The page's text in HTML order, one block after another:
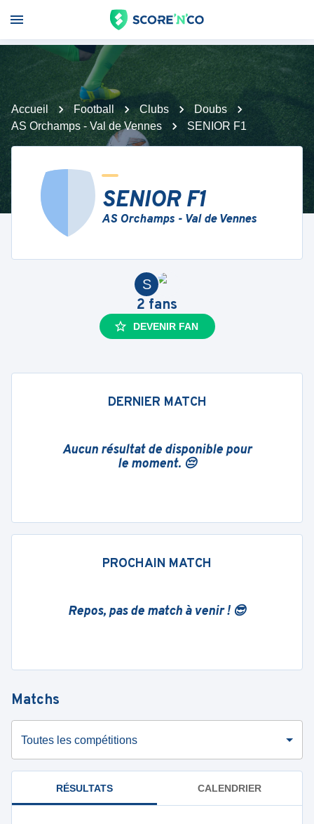
Accueil Football Clubs
Doubs
AS Orchamps - Val de Vennes
SENIOR F1
SENIOR F1
AS Orchamps - Val de Vennes
S
2 fans
DEVENIR FAN
DERNIER MATCH
Aucun résultat de disponible pour
le moment. 😔
PROCHAIN MATCH
Repos, pas de match à venir ! 😎
Matchs
Toutes les compétitions
RÉSULTATS CALENDRIER